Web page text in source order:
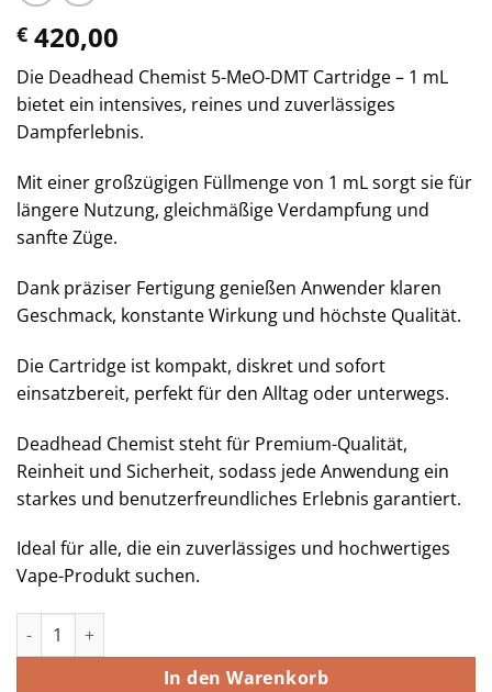
€ 420,00
Die Deadhead Chemist 5-MeO-DMT Cartridge – 1 mL
bietet ein intensives, reines und zuverlässiges
Dampferlebnis.
Mit einer großzügigen Füllmenge von 1 mL sorgt sie für
längere Nutzung, gleichmäßige Verdampfung und
sanfte Züge.
Dank präziser Fertigung genießen Anwender klaren
Geschmack, konstante Wirkung und höchste Qualität.
Die Cartridge ist kompakt, diskret und sofort
einsatzbereit, perfekt für den Alltag oder unterwegs.
Deadhead Chemist steht für Premium-Qualität,
Reinheit und Sicherheit, sodass jede Anwendung ein
starkes und benutzerfreundliches Erlebnis garantiert.
Ideal für alle, die ein zuverlässiges und hochwertiges
Vape-Produkt suchen.
Deadhead Chemist 5-Meo-DMT(Cartridge) 1mL Menge
In den Warenkorb